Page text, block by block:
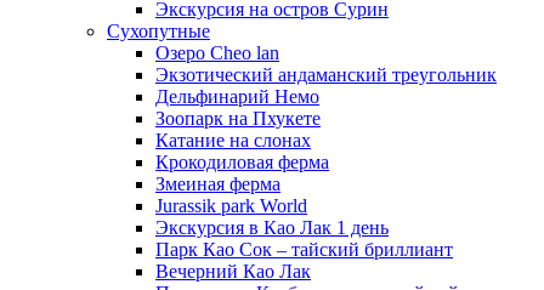
Экскурсия на остров Сурин
Сухопутные
Озеро Cheo lan
Экзотический андаманский треугольник
Дельфинарий Немо
Зоопарк на Пхукете
Катание на слонах
Крокодиловая ферма
Змеиная ферма
Jurassik park World
Экскурсия в Као Лак 1 день
Парк Као Сок – тайский бриллиант
Вечерний Као Лак